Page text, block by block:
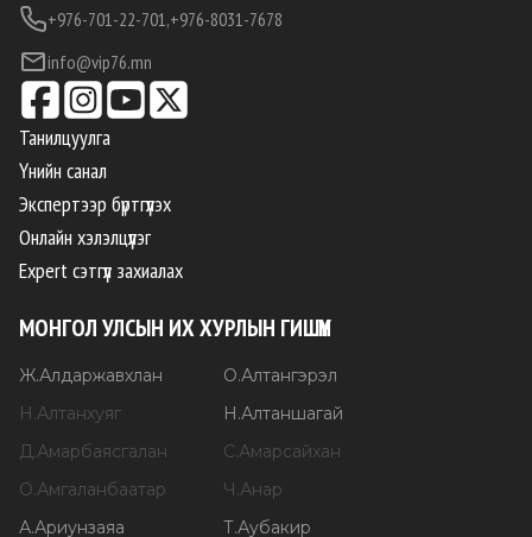
+976-701-22-701,+976-8031-7678
info@vip76.mn
Танилцуулга
Үнийн санал
Экспертээр бүртгүүлэх
Онлайн хэлэлцүүлэг
Expert сэтгүүл захиалах
МОНГОЛ УЛСЫН ИХ ХУРЛЫН ГИШҮҮН
Ж.Алдаржавхлан О.Алтангэрэл
Н.Алтанхуяг Н.Алтаншагай
Д.Амарбаясгалан С.Амарсайхан
О.Амгаланбаатар Ч.Анар
А.Ариунзаяа Т.Аубакир